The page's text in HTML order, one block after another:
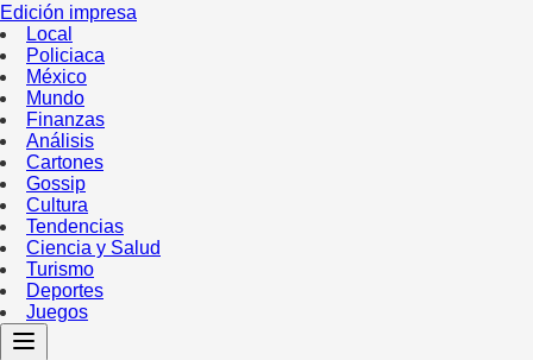
Edición impresa
Local
Policiaca
México
Mundo
Finanzas
Análisis
Cartones
Gossip
Cultura
Tendencias
Ciencia y Salud
Turismo
Deportes
Juegos